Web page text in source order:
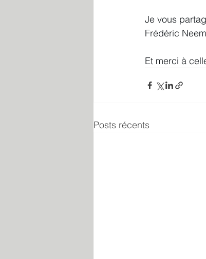
Je vous
Frédéric
Et merci à
Posts récents